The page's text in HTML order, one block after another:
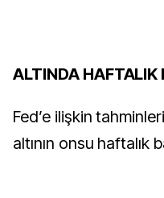
ALTINDA HAFTALIK
Fed’e ilişkin
altının onsu haftalık